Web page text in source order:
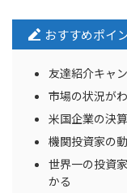
おすすめポイ
友達紹介キャ
市場の状況が
米国企業の決
機関投資家の
世界一の投資
かる